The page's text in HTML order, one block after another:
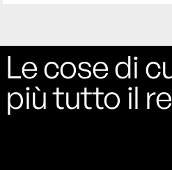
Le cose di
più tutto il